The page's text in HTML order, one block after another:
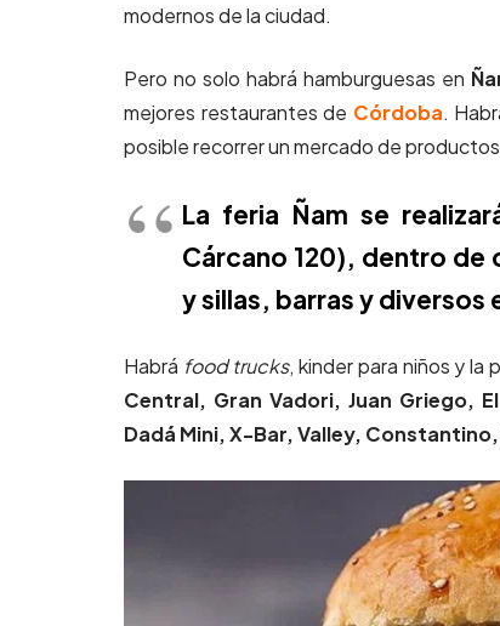
modernos de la ciudad.
Pero no solo habrá hamburguesas en
mejores restaurantes de Córdoba.
posible recorrer un mercado de
La feria Ñam se
Cárcano 120), dentro
y sillas, barras y
Habrá food trucks, kinder para niños y la
Central, Gran Vadori, Juan Griego,
Dadá Mini, X-Bar, Valley,